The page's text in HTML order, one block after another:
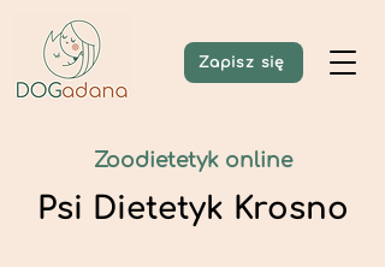
Zapisz się
Zoodietetyk online
Psi Dietetyk Krosno